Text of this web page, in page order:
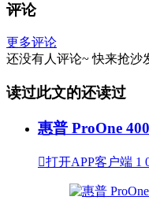
评论
更多评论
还没有人评论~ 快来抢沙
读过此文的还读过
惠普 ProOne
打开APP客户端 1